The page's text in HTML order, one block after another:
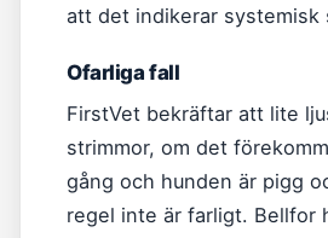
att det indikerar systemisk
Ofarliga fall
FirstVet bekräftar att lite
strimmor, om det
gång och hunden är pigg
regel inte är farligt. Bellfor